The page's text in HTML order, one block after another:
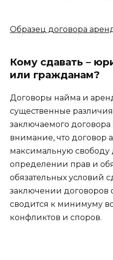
Образец договора
Кому сдавать –
или гражданам?
Договоры найма и
существенные
заключаемого договора
внимание, что договор
максимальную свободу
определении прав и
обязательных условий
заключении договоров
сводится к минимуму
конфликтов и споров.